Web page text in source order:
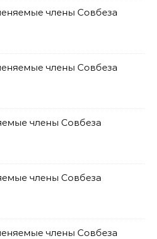
члены Совбеза
члены Совбеза
члены Совбеза
члены Совбеза
члены Совбеза